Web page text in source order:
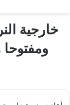
خارجية